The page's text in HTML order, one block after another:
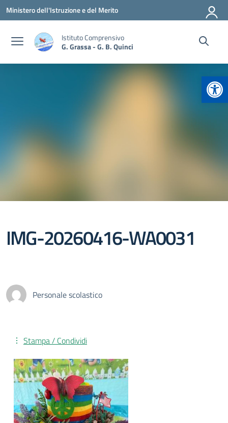
Vai ai contenuti
Vai al menu di navigazione
Vai al footer
Ministero dell'Istruzione e del Merito
Istituto Comprensivo
G. Grassa - G. B. Quinci
IMG-20260416-WA0031
Personale scolastico
Stampa / Condividi